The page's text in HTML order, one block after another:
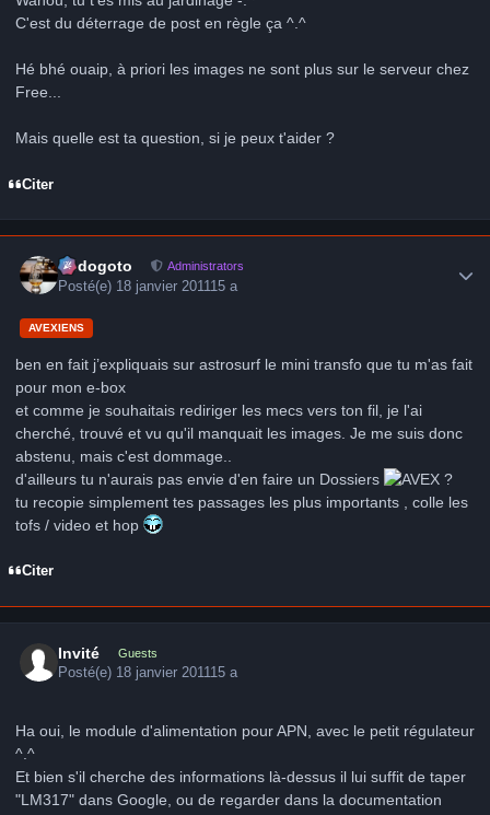
C'est du déterrage de post en règle ça ^.^
Hé bhé ouaip, à priori les images ne sont plus sur le serveur chez
Free...
Mais quelle est ta question, si je peux t'aider ?
Citer
frédogoto Administrators
Posté(e) 18 janvier 2011 15 a
AVEXIENS
ben en fait j’expliquais sur astrosurf le mini transfo que tu m'as fait
pour mon e-box
et comme je souhaitais rediriger les mecs vers ton fil, je l'ai
cherché, trouvé et vu qu'il manquait les images. Je me suis donc
abstenu, mais c'est dommage..
d'ailleurs tu n'aurais pas envie d'en faire un Dossiers
?
tu recopie simplement tes passages les plus importants , colle les
tofs / video et hop
Citer
Invité Guests
Posté(e) 18 janvier 201115 a
Ha oui, le module d'alimentation pour APN, avec le petit régulateur
^.^
Et bien s'il cherche des informations là-dessus il lui suffit de taper
"LM317" dans Google, ou de regarder dans la documentation